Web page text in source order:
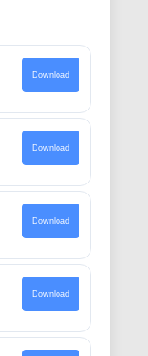
Download
Download
Download
Download